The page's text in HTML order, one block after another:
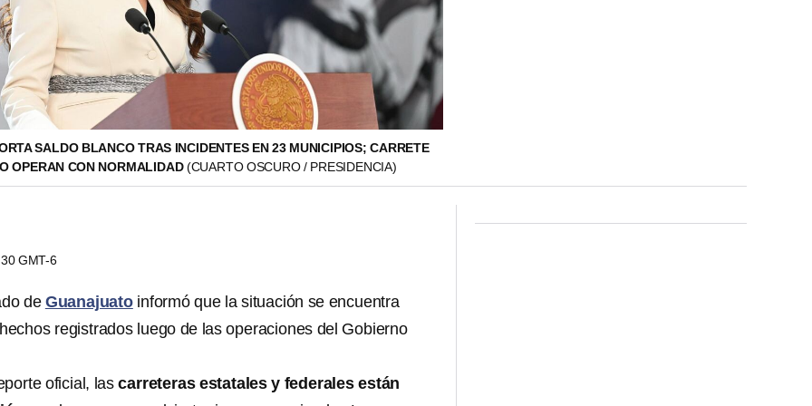
SALDO BLANCO TRAS INCIDENTES EN 23 MUNICIPIOS; CARRETE
OPERAN CON NORMALIDAD(CUARTO OSCURO / PRESIDENCIA)
GMT-6
de Guanajuatoinformó que la situación se encuentra
registrados luego de las operaciones del Gobierno
oficial, lascarreteras estatales y federales están